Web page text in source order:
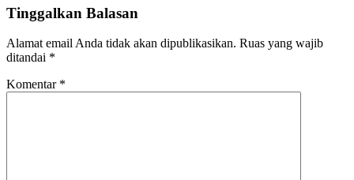
Tinggalkan Balasan
Alamat email Anda tidak akan dipublikasikan. Ruas yang wajib
ditandai *
Komentar *